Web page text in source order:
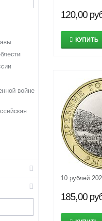
120,00
КУПИТЬ
10 рублей
185,00
войне
герои)